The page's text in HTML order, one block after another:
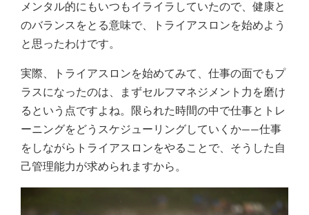
メンタル的にもいつもイライラしていたので、健康と
のバランスをとる意味で、トライアスロンを始めよう
と思ったわけです。
実際、トライアスロンを始めてみて、仕事の面でもプ
ラスになったのは、まずセルフマネジメント力を磨け
るという点ですよね。限られた時間の中で仕事とトレ
ーニングをどうスケジューリングしていくか――仕事
をしながらトライアスロンをやることで、そうした自
己管理能力が求められますから。